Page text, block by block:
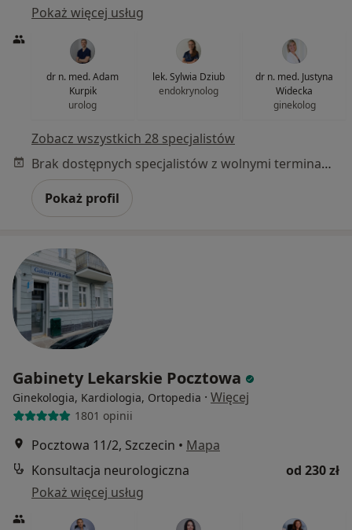
Pokaż więcej usług
dr n. med. Adam
Kurpik
urolog
lek. Sylwia Dziub
endokrynolog
dr n. med. Justyna
Widecka
ginekolog
Zobacz wszystkich 28 specjalistów
Brak dostępnych specjalistów z wolnymi terminami w tym centrum medycznym.
Pokaż profil
Gabinety Lekarskie Pocztowa
Ginekologia, Kardiologia, Ortopedia · Więcej
1801 opinii
Pocztowa 11/2, Szczecin • Mapa
Konsultacja neurologiczna
od 230 zł
Pokaż więcej usług